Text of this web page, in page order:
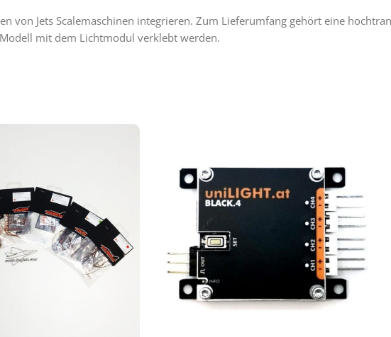
von Jets Scalemaschinen integrieren. Zum Lieferumfang gehört eine
mit dem Lichtmodul verklebt werden.